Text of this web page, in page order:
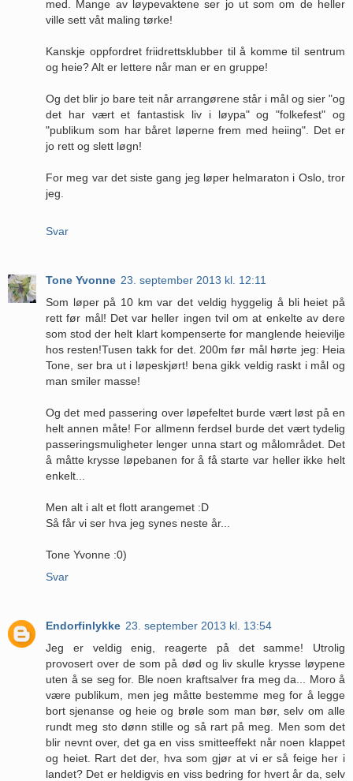
med. Mange av løypevaktene ser jo ut som om de heller
ville sett våt maling tørke!
Kanskje oppfordret friidrettsklubber til å komme til sentrum
og heie? Alt er lettere når man er en gruppe!
Og det blir jo bare teit når arrangørene står i mål og sier "og
det har vært et fantastisk liv i løypa" og "folkefest" og
"publikum som har båret løperne frem med heiing". Det er
jo rett og slett løgn!
For meg var det siste gang jeg løper helmaraton i Oslo, tror
jeg.
Svar
Tone Yvonne 23. september 2013 kl. 12:11
Som løper på 10 km var det veldig hyggelig å bli heiet på
rett før mål! Det var heller ingen tvil om at enkelte av dere
som stod der helt klart kompenserte for manglende heievilje
hos resten!Tusen takk for det. 200m før mål hørte jeg: Heia
Tone, ser bra ut i løpeskjørt! bena gikk veldig raskt i mål og
man smiler masse!
Og det med passering over løpefeltet burde vært løst på en
helt annen måte! For allmenn ferdsel burde det vært tydelig
passeringsmuligheter lenger unna start og målområdet. Det
å måtte krysse løpebanen for å få starte var heller ikke helt
enkelt...
Men alt i alt et flott arangemet :D
Så får vi ser hva jeg synes neste år...
Tone Yvonne :0)
Svar
Endorfinlykke 23. september 2013 kl. 13:54
Jeg er veldig enig, reagerte på det samme! Utrolig
provosert over de som på død og liv skulle krysse løypene
uten å se seg for. Ble noen kraftsalver fra meg da... Moro å
være publikum, men jeg måtte bestemme meg for å legge
bort sjenanse og heie og brøle som man bør, selv om alle
rundt meg sto dønn stille og så rart på meg. Men som det
blir nevnt over, det ga en viss smitteeffekt når noen klappet
og heiet. Rart det der, hva som gjør at vi er så feige her i
landet? Det er heldigvis en viss bedring for hvert år da, selv